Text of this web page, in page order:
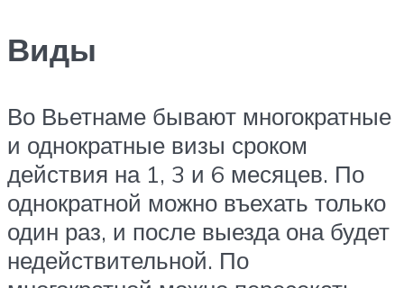
Виды
Во Вьетнаме бывают многократные
и однократные визы сроком
действия на 1, 3 и 6 месяцев. По
однократной можно въехать только
один раз, и после выезда она будет
недействительной. По